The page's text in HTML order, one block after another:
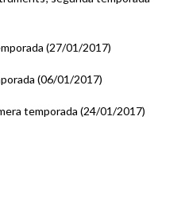
(27/01/2017)
(06/01/2017)
temporada (24/01/2017)